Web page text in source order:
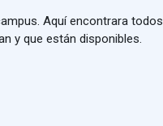
Aquí encontrara todos
y que están disponibles.